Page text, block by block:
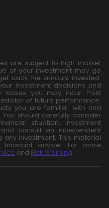
are subject to high market
of your investment may go
back the amount invested.
investment decisions and
you may incur. Past
of future performance.
you are familiar with and
should carefully consider
situation, investment
consult an independent
investment. This material
advice. For more
and Risk Warning.